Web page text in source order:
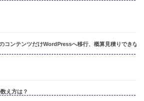
コンテンツだけWordPressへ移行、概算見積りできな
え方は？